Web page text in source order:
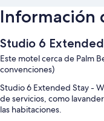
Información
Studio 6
Este motel cerca de Palm
convenciones)
Studio 6 Extended Stay -
de servicios, como
las habitaciones.